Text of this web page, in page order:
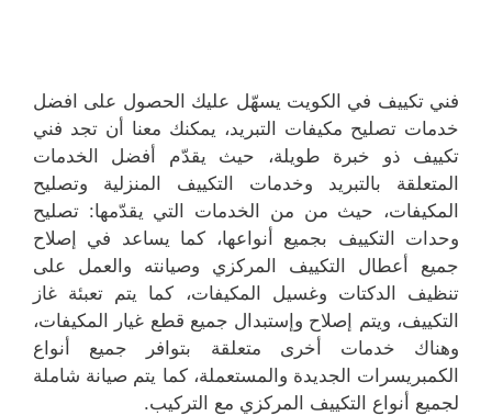
فني تكييف في الكويت يسهّل عليك الحصول على افضل
خدمات تصليح مكيفات التبريد، يمكنك معنا أن تجد فني
تكييف ذو خبرة طويلة، حيث يقدّم أفضل الخدمات
المتعلقة بالتبريد وخدمات التكييف المنزلية وتصليح
المكيفات، حيث من من الخدمات التي يقدّمها: تصليح
وحدات التكييف بجميع أنواعها، كما يساعد في إصلاح
جميع أعطال التكييف المركزي وصيانته والعمل على
تنظيف الدكتات وغسيل المكيفات، كما يتم تعبئة غاز
التكييف، ويتم إصلاح وإستبدال جميع قطع غيار المكيفات،
وهناك خدمات أخرى متعلقة بتوافر جميع أنواع
الكمبريسرات الجديدة والمستعملة، كما يتم صيانة شاملة
لجميع أنواع التكييف المركزي مع التركيب.